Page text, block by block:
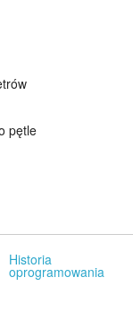
pętle
Historia
oprogramowania